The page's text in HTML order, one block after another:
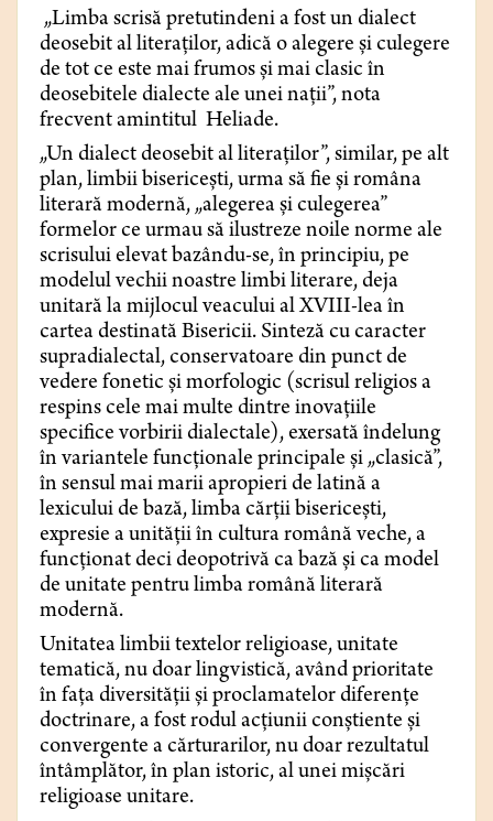
„Limba scrisă pretutindeni a fost un dialect
deosebit al literaților, adică o alegere și culegere
de tot ce este mai frumos și mai clasic în
deosebitele dialecte ale unei nații”, nota
frecvent amintitul Heliade.
„Un dialect deosebit al literaților”, similar, pe alt
plan, limbii bisericești, urma să fie și româna
literară modernă, „alegerea și culegerea”
formelor ce urmau să ilustreze noile norme ale
scrisului elevat bazându-se, în principiu, pe
modelul vechii noastre limbi literare, deja
unitară la mijlocul veacului al XVIII-lea în
cartea destinată Bisericii. Sinteză cu caracter
supradialectal, conservatoare din punct de
vedere fonetic și morfologic (scrisul religios a
respins cele mai multe dintre inovațiile
specifice vorbirii dialectale), exersată îndelung
în variantele funcționale principale și „clasică”,
în sensul mai marii apropieri de latină a
lexicului de bază, limba cărții bisericești,
expresie a unității în cultura română veche, a
funcționat deci deopotrivă ca bază și ca model
de unitate pentru limba română literară
modernă.
Unitatea limbii textelor religioase, unitate
tematică, nu doar lingvistică, având prioritate
în fața diversității și proclamatelor diferențe
doctrinare, a fost rodul acțiunii conștiente și
convergente a cărturarilor, nu doar rezultatul
întâmplător, în plan istoric, al unei mișcări
religioase unitare.